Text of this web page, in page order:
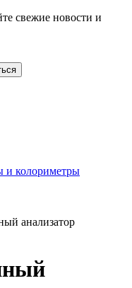
свежие новости и
и колориметры
анализатор